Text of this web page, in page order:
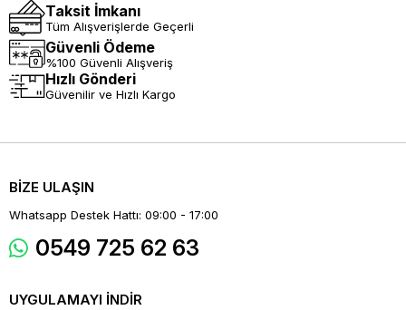
Taksit İmkanı
Tüm Alışverişlerde Geçerli
Güvenli Ödeme
%100 Güvenli Alışveriş
Hızlı Gönderi
Güvenilir ve Hızlı Kargo
BİZE ULAŞIN
Whatsapp Destek Hattı: 09:00 - 17:00
0549 725 62 63
UYGULAMAYI İNDİR